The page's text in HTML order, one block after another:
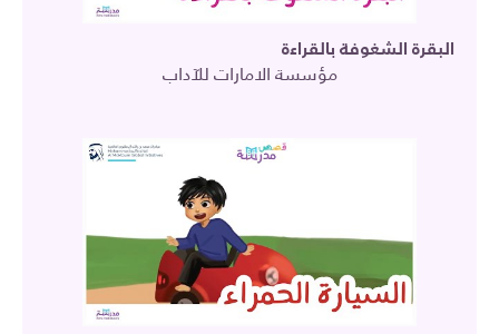
البقرة الشغوفة بالقراءة
مؤسسة الامارات للآداب